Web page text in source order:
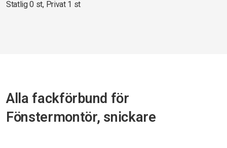
Statlig 0 st, Privat 1 st
Alla fackförbund för
Fönstermontör, snickare